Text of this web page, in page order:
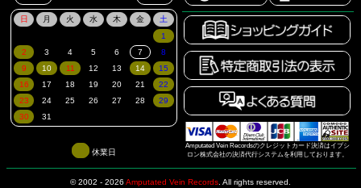
Amputated Vein Recordsのクレジットカード決済はイプシ
ロン株式会社の決済代行システムを利用しております。
休業日
© 2002 - 2026 Amputated Vein Records All rights reserved.